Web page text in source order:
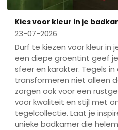
Kies voor kleur in je
23-07-2026
Durf te kiezen voor kleur in
een diepe groentint geef
sfeer en karakter. Tegels
transformeren niet alleen
zorgen ook voor een
voor kwaliteit en stijl met
tegelcollectie. Laat je
unieke badkamer die